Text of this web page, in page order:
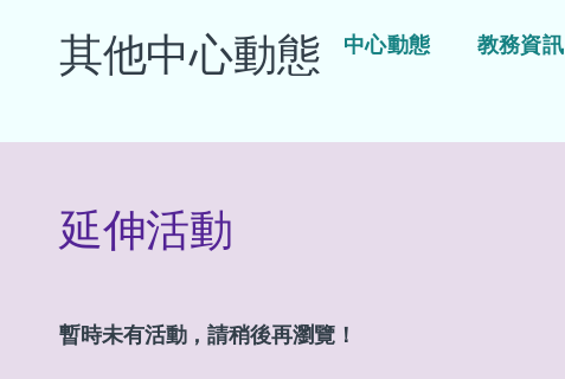
其他中心動態 中心動態 教務資訊
延伸活動
暫時未有活動，請稍後再瀏覽！